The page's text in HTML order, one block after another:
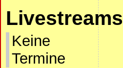
Livestreams
Keine
Termine